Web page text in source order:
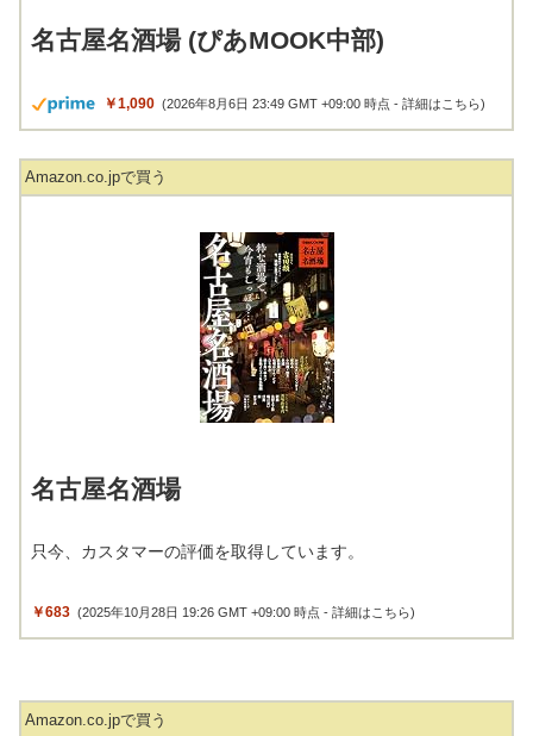
名古屋名酒場 (ぴあMOOK中部)
￥1,090 (2026年8月6日 23:49 GMT +09:00 時点 -詳細はこちら)
Amazon.co.jpで買う
名古屋名酒場
只今、カスタマーの評価を取得しています。
￥683 (2025年10月28日 19:26 GMT +09:00 時点 -詳細はこちら)
Amazon.co.jpで買う